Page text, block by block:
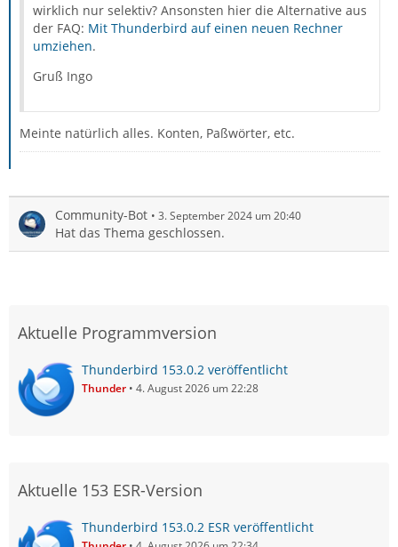
wirklich nur selektiv? Ansonsten hier die Alternative aus
der FAQ: Mit Thunderbird auf einen neuen Rechner
umziehen.
Gruß Ingo
Meinte natürlich alles. Konten, Paßwörter, etc.
Community-Bot 3. September 2024 um 20:40
Hat das Thema geschlossen.
Aktuelle Programmversion
Thunderbird 153.0.2 veröffentlicht
Thunder 4. August 2026 um 22:28
Aktuelle 153 ESR-Version
Thunderbird 153.0.2 ESR veröffentlicht